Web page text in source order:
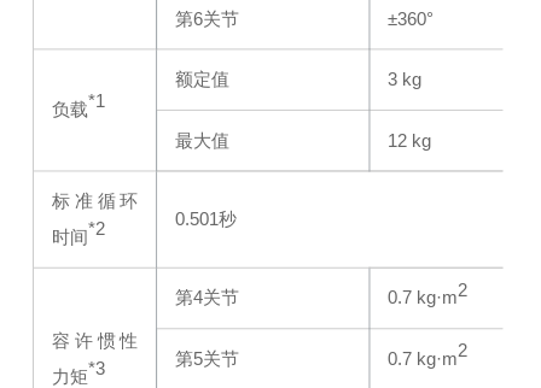
第6关节 ±360°
负载*1
额定值 3 kg
最大值 12 kg
标准循环
时间*2 0.501秒
容许惯性
力矩*3
第4关节 0.7 kg·m2
第5关节 0.7 kg·m2